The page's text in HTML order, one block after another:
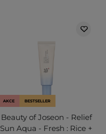
AKCE BESTSELLER
Beauty of Joseon - Relief
Sun Aqua - Fresh : Rice +